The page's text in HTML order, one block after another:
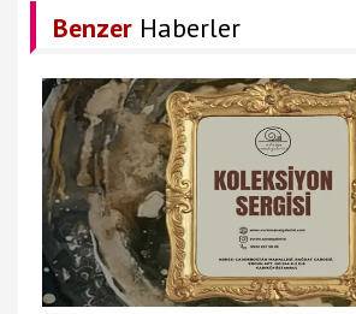
Benzer Haberler